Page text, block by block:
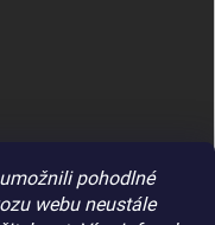
pohodlné
webu neustále